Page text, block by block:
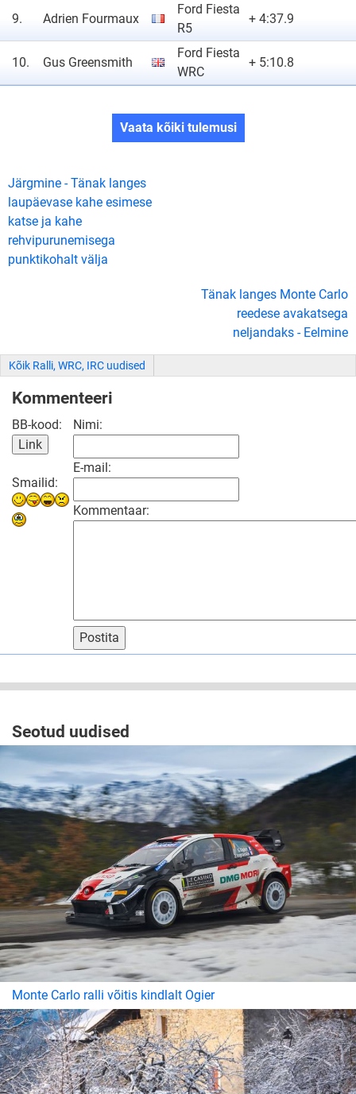
9. Adrien Fourmaux
Ford Fiesta
R5
+ 4:37.9
10. Gus Greensmith
Ford Fiesta
WRC
+ 5:10.8
Vaata kõiki tulemusi
Järgmine - Tänak langes
laupäevase kahe esimese
katse ja kahe
rehvipurunemisega
punktikohalt välja
Tänak langes Monte Carlo
reedese avakatsega
neljandaks - Eelmine
Kõik Ralli, WRC, IRC uudised
Kommenteeri
BB-kood:
Smailid:
Nimi:
E-mail:
Kommentaar:
Postita
Seotud uudised
Monte Carlo ralli võitis kindlalt Ogier